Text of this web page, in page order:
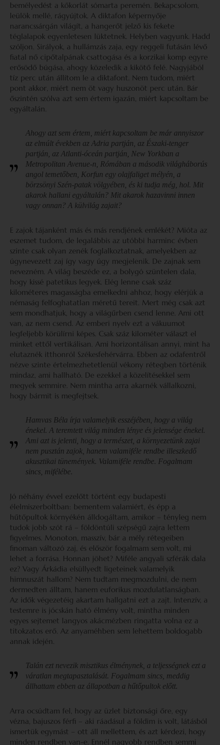
bemélyedést a kőkorlát sómarta peremén. Bekapcsolom,
leülök mellé, rágyújtok. A diktafon képernyője
narancssárgán világít, a hangerőt jelző kis fekete
téglalapok egyenletesen lüktetnek. Helyben vagyunk. Hadd
szóljon. Sirályok, a hullámzás zaja, egy reggeli futásán lévő
fiatal nő cipőtalpának csattogása és a korzikai komp egyre
erősödő búgása, ahogy közeledik a kikötő felé. Nagyjából
tíz perc után állítom le a diktafont. Nem tudom, miért
pont akkor, miért nem öt vagy huszonöt perc után. Bár
őszintén szólva azt sem értem igazán, miért kapcsoltam be
egyáltalán.
Ahogy azt sem értem, miért kapcsoltam be már annyiszor
az elmúlt években az Adria partján, az Északi-tenger
partján, az Atlanti-óceán partján, New Yorkban a
Metropolitan Avenue-n, Rómában a második világháborús
angol temetőben, Korfun egy olajfaliget mélyén, a
börzsönyi Szén-patak völgyében, és ki tudja még, hol. Mit
akarok hallani egyáltalán? Mit akarok hazavinni innen
vagy onnan? A külvilág zajait?
E zajok tájanként más és más rendjének emlékét? Mióta az
eszemet tudom, de legalábbis az utóbbi harminc évben
szinte csak olyan zenék foglalkoztatnak, amelyekben az
úgynevezett zaj így vagy úgy megjelenik. De zajnak sem
nevezném. A világ beszéde ez, a bolygó szüntelen dala,
hogy kissé patetikus legyek. Elég lenne csak száz
kilométeres magasságba emelkedni ahhoz, hogy elérjük a
némaság felfoghatatlan méretű tereit. Mert még csak azt
sem mondhatjuk, hogy a világűrben csend lenne. Ami ott
van, az nem csend. Az emberi nyelv ezt a vákuumot
legfeljebb körülírni képes. Csak száz kilométer választ el
minket ettől vertikálisan. Ami horizontálisan annyi, mint ha
elutaznék itthonról Székesfehérvárra. Ebben az odafentről
nézve szinte értelmezhetetlenül vékony rétegben történik
mindaz, ami hallható. De ezekkel a közelítésekkel sem
megyek semmire. Nem mintha arra akarnék vállalkozni,
hogy bármit is megfejtsek.
Hamvas Béla írja valamelyik esszéjében, hogy a világ
énekel. A teremtett világ minden lénye és jelensége énekel.
Ami azt is jelenti, hogy a természet, a környezetünk zajai
nem pusztán zajok, hanem valamiféle rendbe illeszkedő
akusztikai tünemények. Valamiféle rendbe. Fogalmam
sincs, mifélébe.
Jó néhány évvel ezelőtt történt egy budapesti
élelmiszerboltban: bementem valamiért, és épp a
hűtőpultok környékén álldogáltam, amikor – tényleg nem
tudok jobb szót rá – földöntúli szépségű zajra lettem
figyelmes. Monoton, masszív, bár a mély rétegeiben
finoman változó zaj, és először fogalmam sem volt, mi
lehet a forrása. Honnan jöhet? Miféle angyali szférák dala
ez? Vagy Árkádia elsüllyedt ligeteinek valamelyik
himnuszát hallom? Nem tudtam megmozdulni, de nem
dermedten álltam, hanem euforikus mozdulatlanságban.
Az idők végezetéig akartam hallgatni ezt a zajt. Intenzív, a
testemre is jócskán ható élmény volt, mintha minden
egyes sejtemet langyos akácmézben ringatta volna ez a
titokzatos erő. Az anyaméhben sem lehettem boldogabb
annak idején.
Talán ezt nevezik misztikus élménynek, a teljességnek ezt a
váratlan megtapasztalását. Fogalmam sincs, meddig
állhattam ebben az állapotban a hűtőpultok előtt.
Arra ocsúdtam fel, hogy az üzlet biztonsági őre, egy
vézna, bajuszos férfi – aki ráadásul a földim is volt, látásból
ismertük egymást – ott áll mellettem, és azt kérdezi, hogy
minden rendben van-e. Ennél nagyobb rendben semmi